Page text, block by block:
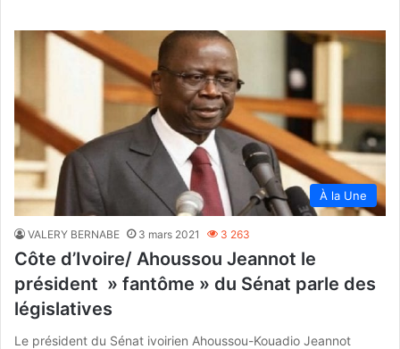
À la Une
VALERY BERNABE 3 mars 2021 3 263
Côte d’Ivoire/ Ahoussou Jeannot le
président » fantôme » du Sénat parle des
législatives
Le président du Sénat ivoirien Ahoussou-Kouadio Jeannot